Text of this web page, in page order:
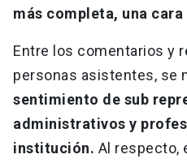
más completa, una cara
Entre los comentarios y
personas asistentes, se
sentimiento de sub
administrativos y
institución. Al respecto,